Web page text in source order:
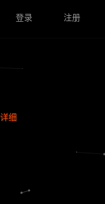
登录 注册
详细